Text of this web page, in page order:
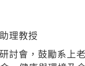
理教授
討會，鼓勵系上